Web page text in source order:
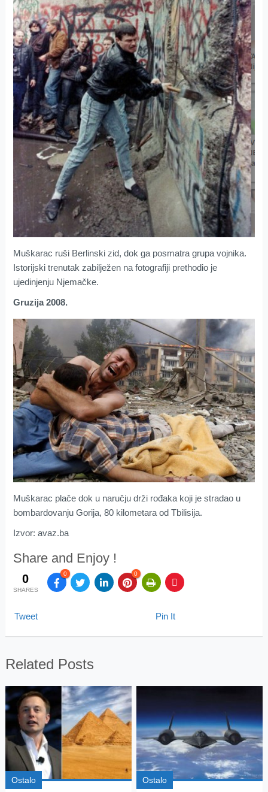
Muškarac ruši Berlinski zid, dok ga posmatra grupa vojnika.
Istorijski trenutak zabilježen na fotografiji prethodio je
ujedinjenju Njemačke.
Gruzija 2008.
Muškarac plače dok u naručju drži rođaka koji je stradao u
bombardovanju Gorija, 80 kilometara od Tbilisija.
Izvor: avaz.ba
Share and Enjoy !
0
SHARES
0 0
Tweet Pin It
Related Posts
Ostalo Ostalo